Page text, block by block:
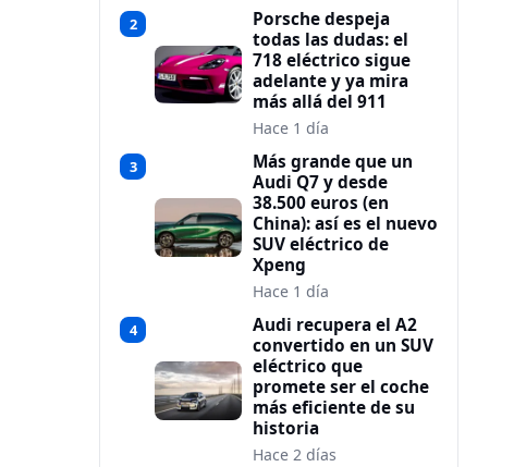
2
Porsche despeja
todas las dudas: el
718 eléctrico sigue
adelante y ya mira
más allá del 911
Hace 1 día
3
Más grande que un
Audi Q7 y desde
38.500 euros (en
China): así es el nuevo
SUV eléctrico de
Xpeng
Hace 1 día
4
Audi recupera el A2
convertido en un SUV
eléctrico que
promete ser el coche
más eficiente de su
historia
Hace 2 días